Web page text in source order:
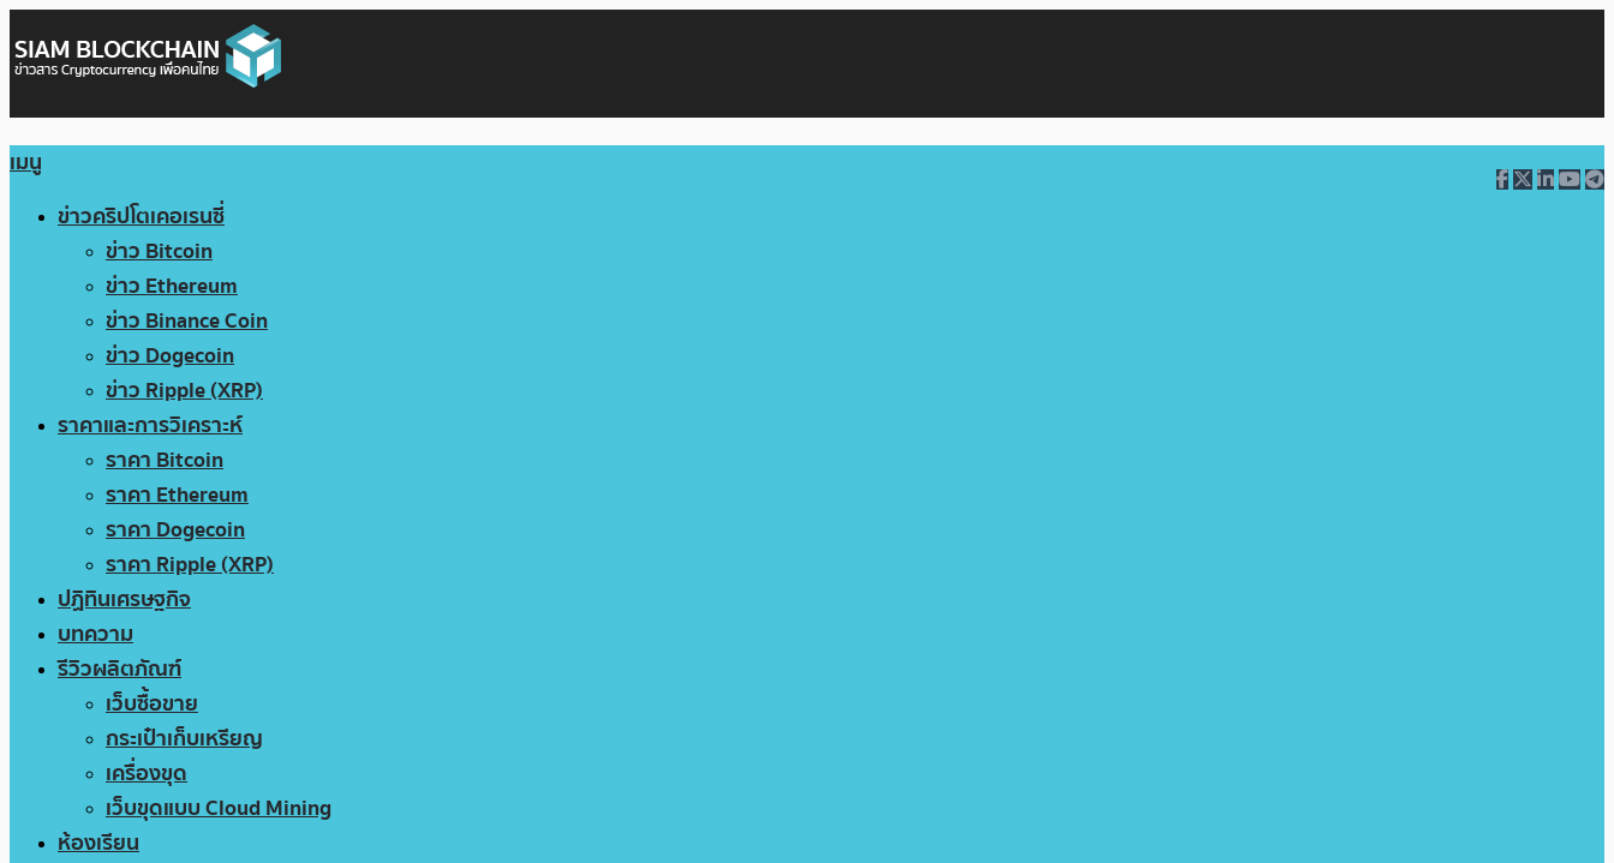
เมนู
ข่าวคริปโตเคอเรนซี่
ข่าว Bitcoin
ข่าว Ethereum
ข่าว Binance Coin
ข่าว Dogecoin
ข่าว Ripple (XRP)
ราคาและการวิเคราะห์
ราคา Bitcoin
ราคา Ethereum
ราคา Dogecoin
ราคา Ripple (XRP)
ปฏิทินเศรษฐกิจ
บทความ
รีวิวผลิตภัณฑ์
เว็บซื้อขาย
กระเป๋าเก็บเหรียญ
เครื่องขุด
เว็บขุดแบบ Cloud Mining
ห้องเรียน